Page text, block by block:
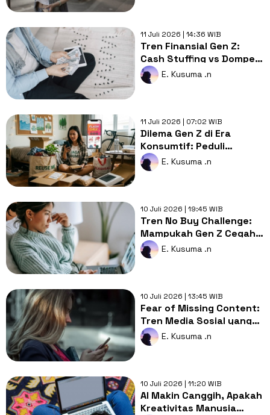
11 Juli 2026 | 14:36 WIB
Tren Finansial Gen Z:
Cash Stuffing vs Dompet
Digital, Pilih yang Mana?
E. Kusuma .n
11 Juli 2026 | 07:02 WIB
Dilema Gen Z di Era
Konsumtif: Peduli
Lingkungan tapi Masih
Suka Flash Sale
E. Kusuma .n
10 Juli 2026 | 19:45 WIB
Tren No Buy Challenge:
Mampukah Gen Z Cegah
Keinginan Belanja
Impulsif?
E. Kusuma .n
10 Juli 2026 | 13:45 WIB
Fear of Missing Content:
Tren Media Sosial yang
Diam-diam Bikin Gen Z
Lelah
E. Kusuma .n
10 Juli 2026 | 11:20 WIB
AI Makin Canggih, Apakah
Kreativitas Manusia